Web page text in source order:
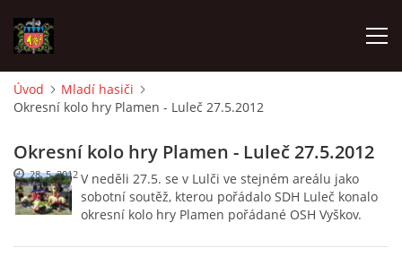
ÚVOD
O SBORU
POZVÁNKY
Úvod
Mladí hasiči
Okresní kolo hry Plamen - Luleč 27.5.2012
Okresní kolo hry Plamen - Luleč 27.5.2012
V neděli 27.5. se v Lulči ve stejném areálu jako
sobotní soutěž, kterou pořádalo SDH Luleč konalo
okresní kolo hry Plamen pořádané OSH Vyškov.
28. 5. 2012